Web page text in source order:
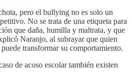
pero el bullying no es solo un
No se trata de una etiqueta para
que daña, humilla y maltrata, y que
Naranjo, al subrayar que quien
transformar su comportamiento.
de acoso escolar también existen